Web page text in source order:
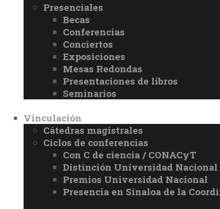
Presenciales
Becas
Conferencias
Conciertos
Exposiciones
Mesas Redondas
Presentaciones de libros
Seminarios
Vinculación
Cátedras magistrales
Ciclos de conferencias
Con C de ciencia / CONACyT
Distinción Universidad Nacional
Premios Universidad Nacional
Presencia en Sinaloa de la